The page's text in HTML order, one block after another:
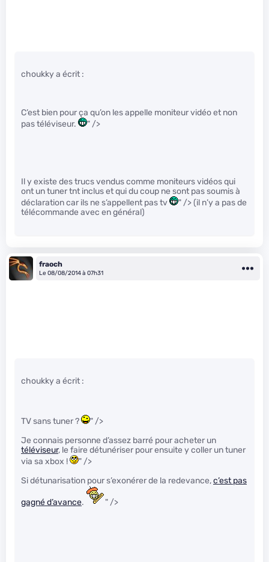
choukky a écrit :
C’est bien pour ça qu’on les appelle moniteur vidéo et non
pas téléviseur.
" />
Il y existe des trucs vendus comme moniteurs vidéos qui
ont un tuner tnt inclus et qui du coup ne sont pas soumis à
déclaration car ils ne s’appellent pas tv
" /> (il n’y a pas de
télécommande avec en général)
fraoch
Le 08/08/2014 à 07h31
choukky a écrit :
TV sans tuner ?
" />
Je connais personne d’assez barré pour acheter un
téléviseur, le faire détunériser pour ensuite y coller un tuner
via sa xbox !
" />
Si détunarisation pour s’exonérer de la redevance,c’est pas
gagné d’avance. " />